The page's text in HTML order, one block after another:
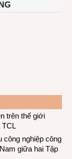
trên thế giới
TCL
công nghiệp công
giữa hai Tập